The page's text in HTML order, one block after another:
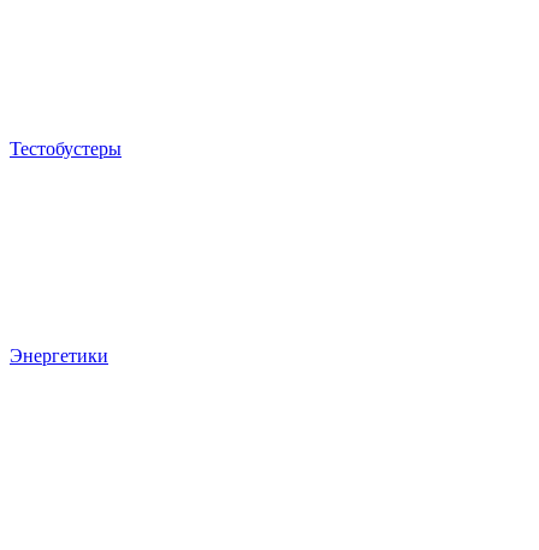
Тестобустеры
Энергетики